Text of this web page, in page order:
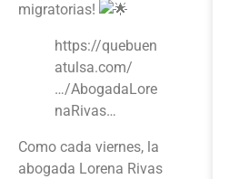
migratorias!
https://quebuen
atulsa.com/
…/AbogadaLore
naRivas…
Como cada viernes, la
abogada Lorena Rivas